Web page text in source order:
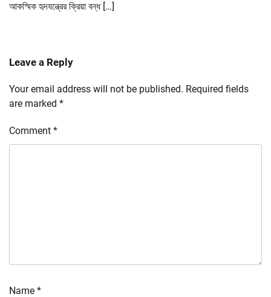
আকস্মিক হৃদযন্ত্রের ক্রিয়া বন্ধ […]
Leave a Reply
Your email address will not be published. Required fields
are marked *
Comment *
Name *